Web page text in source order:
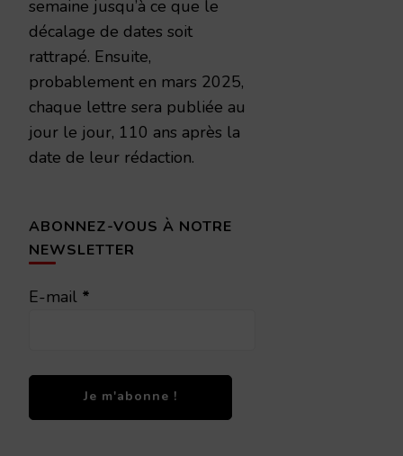
semaine jusqu’à ce que le
décalage de dates soit
rattrapé. Ensuite,
probablement en mars 2025,
chaque lettre sera publiée au
jour le jour, 110 ans après la
date de leur rédaction.
ABONNEZ-VOUS À NOTRE
NEWSLETTER
E-mail *